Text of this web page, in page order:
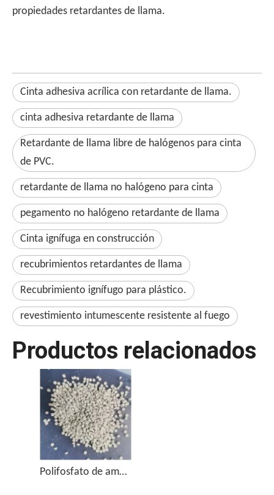
propiedades retardantes de llama.
Cinta adhesiva acrílica con retardante de llama.
cinta adhesiva retardante de llama
Retardante de llama libre de halógenos para cinta
de PVC.
retardante de llama no halógeno para cinta
pegamento no halógeno retardante de llama
Cinta ignífuga en construcción
recubrimientos retardantes de llama
Recubrimiento ignífugo para plástico.
revestimiento intumescente resistente al fuego
Productos relacionados
Polifosfato de amonio, Retardante de llama libre de halógenos, CAS 68333-79-9 - APLICACIÓN